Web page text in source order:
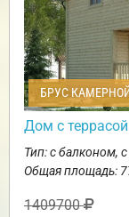
БРУС
Дом с
Тип: с балконом,
Общая площадь:
1409700